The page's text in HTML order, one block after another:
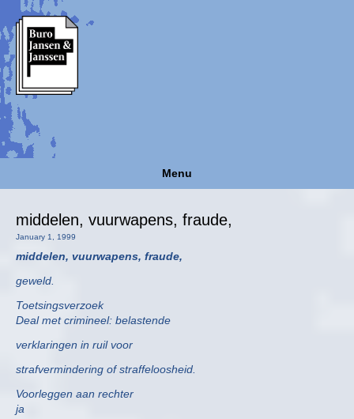
Menu
middelen, vuurwapens, fraude,
January 1, 1999
middelen, vuurwapens, fraude,
geweld.
Toetsingsverzoek
Deal met crimineel: belastende
verklaringen in ruil voor
strafvermindering of straffeloosheid.
Voorleggen aan rechter
ja